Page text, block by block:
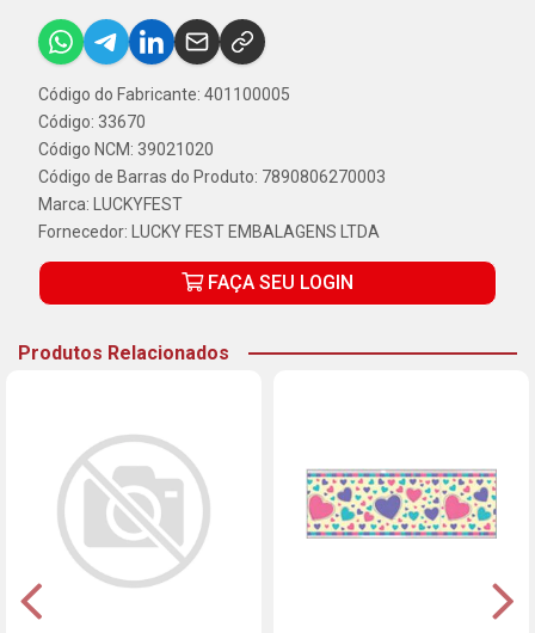
Código do Fabricante: 401100005
Código: 33670
Código NCM: 39021020
Código de Barras do Produto: 7890806270003
Marca:
LUCKYFEST
Fornecedor:
LUCKY FEST EMBALAGENS LTDA
FAÇA SEU LOGIN
Produtos Relacionados